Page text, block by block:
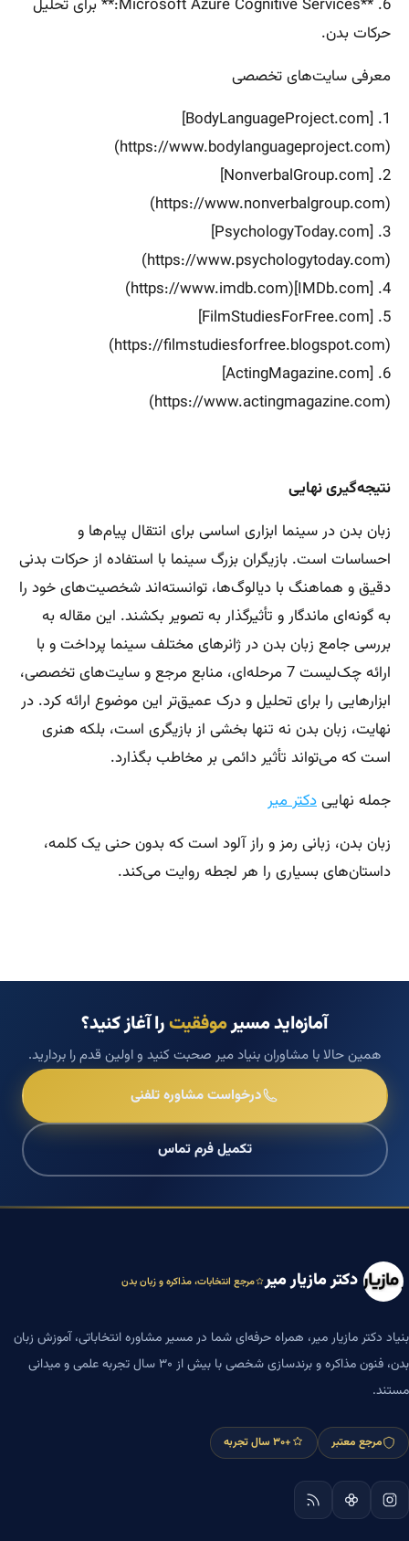
6. **Microsoft Azure Cognitive Services:** برای تحلیل
حرکات بدن.
معرفی سایت‌های تخصصی
1. [BodyLanguageProject.com]
(https://www.bodylanguageproject.com)
2. [NonverbalGroup.com]
(https://www.nonverbalgroup.com)
3. [PsychologyToday.com]
(https://www.psychologytoday.com)
4. [IMDb.com](https://www.imdb.com)
5. [FilmStudiesForFree.com]
(https://filmstudiesforfree.blogspot.com)
6. [ActingMagazine.com]
(https://www.actingmagazine.com)
نتیجه‌گیری نهایی
زبان بدن در سینما ابزاری اساسی برای انتقال پیام‌ها و
احساسات است. بازیگران بزرگ سینما با استفاده از حرکات بدنی
دقیق و هماهنگ با دیالوگ‌ها، توانسته‌اند شخصیت‌های خود را
به گونه‌ای ماندگار و تأثیرگذار به تصویر بکشند. این مقاله به
بررسی جامع زبان بدن در ژانرهای مختلف سینما پرداخت و با
ارائه چک‌لیست 7 مرحله‌ای، منابع مرجع و سایت‌های تخصصی،
ابزارهایی را برای تحلیل و درک عمیق‌تر این موضوع ارائه کرد. در
نهایت، زبان بدن نه تنها بخشی از بازیگری است، بلکه هنری
است که می‌تواند تأثیر دائمی بر مخاطب بگذارد.
جمله نهاییدکتر میر
زبان بدن، زبانی رمز و راز آلود است که بدون حنی یک کلمه،
داستان‌های بسیاری را هر لجطه روایت می‌کند.
آمازه‌اید مسیرموفقیترا آغاز کنید؟
همین حالا با مشاوران بنیاد میر صحبت کنید و اولین قدم را بردارید.
درخواست مشاوره تلفنی
تکمیل فرم تماس
دکتر مازیار میر مرجع انتخابات، مذاکره و زبان بدن
بنیاد دکتر مازیار میر، همراه حرفه‌ای شما در مسیر مشاوره انتخاباتی، آموزش زبان
بدن، فنون مذاکره و برندسازی شخصی با بیش از ۳۰ سال تجربه علمی و میدانی
مستند.
مرجع معتبر +۳۰ سال تجربه